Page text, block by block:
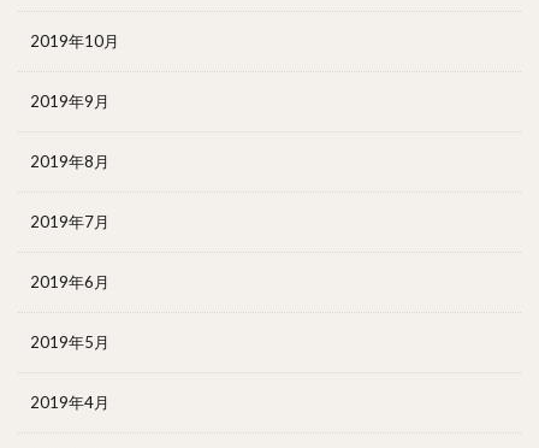
2019年10月
2019年9月
2019年8月
2019年7月
2019年6月
2019年5月
2019年4月